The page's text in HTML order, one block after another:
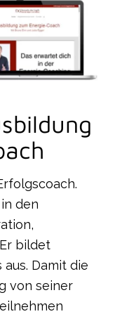
den
bildet
Damit die
von seiner